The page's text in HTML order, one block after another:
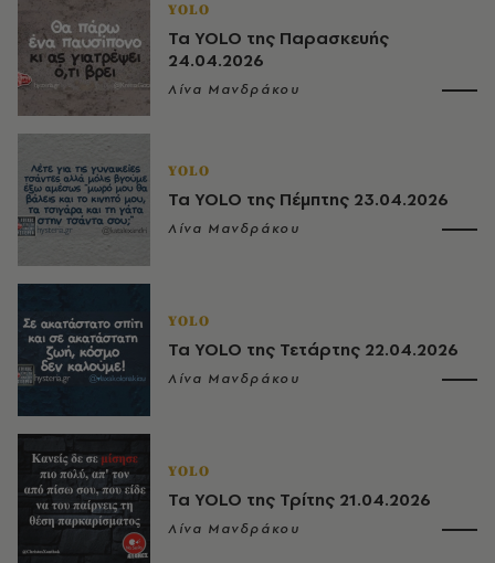
YOLO
Τα YOLO της Παρασκευής
24.04.2026
Λίνα Μανδράκου
YOLO
Τα YOLO της Πέμπτης 23.04.2026
Λίνα Μανδράκου
YOLO
Τα YOLO της Τετάρτης 22.04.2026
Λίνα Μανδράκου
YOLO
Τα YOLO της Τρίτης 21.04.2026
Λίνα Μανδράκου